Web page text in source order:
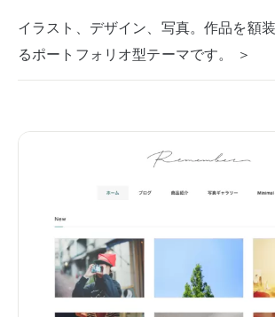
イラスト、デザイン、写真。作品を額
るポートフォリオ型テーマです。 ＞